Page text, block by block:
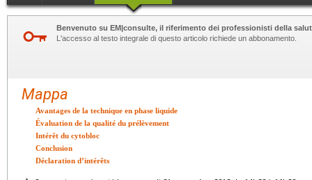
Benvenuto su EM|consulte, il riferimento dei professionisti della
L'accesso al testo integrale di questo articolo richiede un abbonamento.
Mappa
Avantages de la technique en phase liquide
Évaluation de la qualité du prélèvement
Intérêt du cytobloc
Conclusion
Déclaration d’intérêts